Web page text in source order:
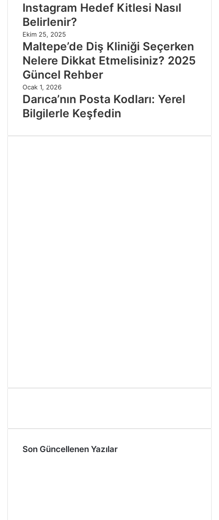
Instagram Hedef Kitlesi Nasıl
Belirlenir?
Ekim 25, 2025
Maltepe’de Diş Kliniği Seçerken
Nelere Dikkat Etmelisiniz? 2025
Güncel Rehber
Ocak 1, 2026
Darıca’nın Posta Kodları: Yerel
Bilgilerle Keşfedin
Son Güncellenen Yazılar